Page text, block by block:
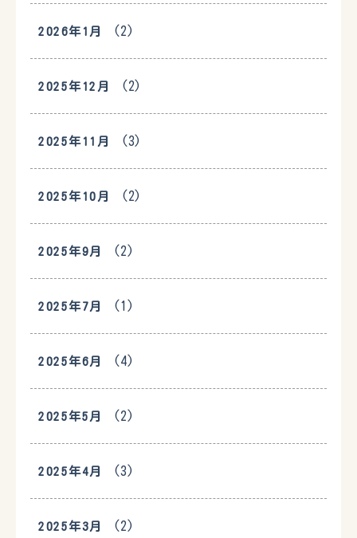
2026年1月 (2)
2025年12月 (2)
2025年11月 (3)
2025年10月 (2)
2025年9月 (2)
2025年7月 (1)
2025年6月 (4)
2025年5月 (2)
2025年4月 (3)
2025年3月 (2)